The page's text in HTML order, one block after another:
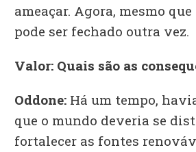
ameaçar. Agora, mesmo
pode ser fechado outra vez.
Valor: Quais são as
Oddone:Há um tempo,
que o mundo deveria se
fortalecer as fontes